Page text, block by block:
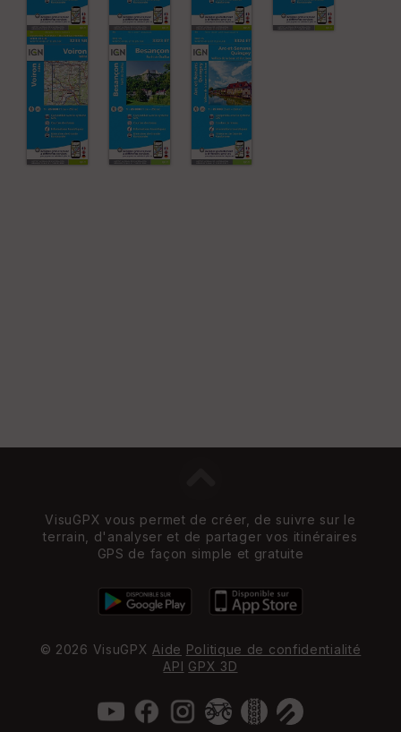
VisuGPX vous permet de créer, de suivre sur le
terrain, d'analyser et de partager vos itinéraires
GPS de façon simple et gratuite
© 2026 VisuGPX Aide Politique de confidentialité
API GPX 3D